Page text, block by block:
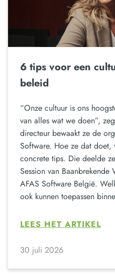
6 tips voor een
beleid
“Onze cultuur is ons
van alles wat we doen”,
directeur bewaakt ze de
Software. Hoe ze dat doet,
concrete tips. Die deelde
Session van
AFAS Software België.
ook kunnen toepassen
LEES HET ARTIKEL
30 juli 2026